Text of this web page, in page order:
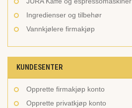
Ingredienser og tilbehør
Vannkjølere firmakjøp
KUNDESENTER
Opprette firmakjøp konto
Opprette privatkjøp konto